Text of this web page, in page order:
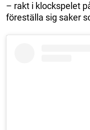
– rakt i klockspelet
föreställa sig saker